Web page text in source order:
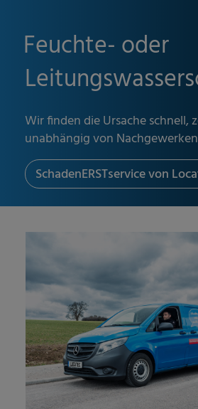
Feuchte- oder
Wir finden die Ursache schnell,
unabhängig von Nachgewerken
SchadenERSTservice von